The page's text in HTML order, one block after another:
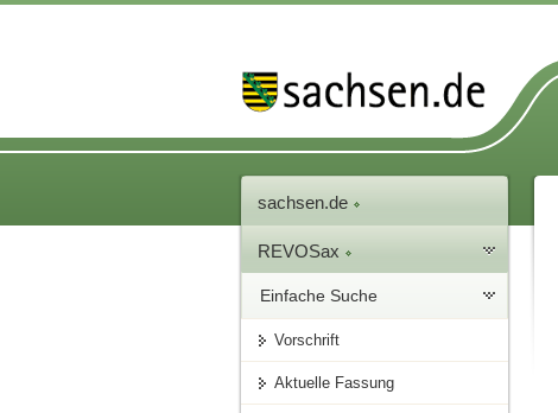
sachsen.de
REVOSax
Einfache Suche
Vorschrift
Aktuelle Fassung